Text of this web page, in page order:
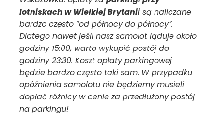
lotniskach w Wielkiej Brytaniisą naliczane
bardzo często “od północy do północy”.
Dlatego nawet jeśli nasz samolot ląduje około
godziny 15:00, warto wykupić postój do
godziny 23:30. Koszt opłaty parkingowej
będzie bardzo często taki sam. W przypadku
opóźnienia samolotu nie będziemy musieli
dopłać różnicy w cenie za przedłużony postój
na parkingu!